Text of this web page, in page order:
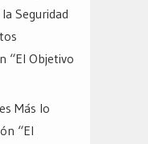
Seguridad
“El Objetivo
Más lo
“El